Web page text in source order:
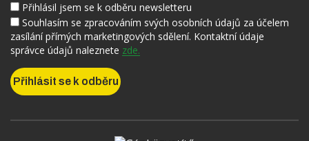
Přihlásil jsem se k odběru newsletteru
Souhlasím se zpracováním svých osobních údajů za účelem
zasílání přímých marketingových sdělení. Kontaktní údaje
správce údajů naleznete zde.